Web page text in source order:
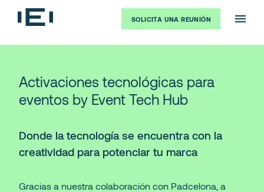
SOLICITA UNA REUNIÓN
Activaciones tecnológicas para
eventos by Event Tech Hub
Donde la tecnología se encuentra con la
creatividad para potenciar tu marca
Gracias a nuestra colaboración con Padcelona, a